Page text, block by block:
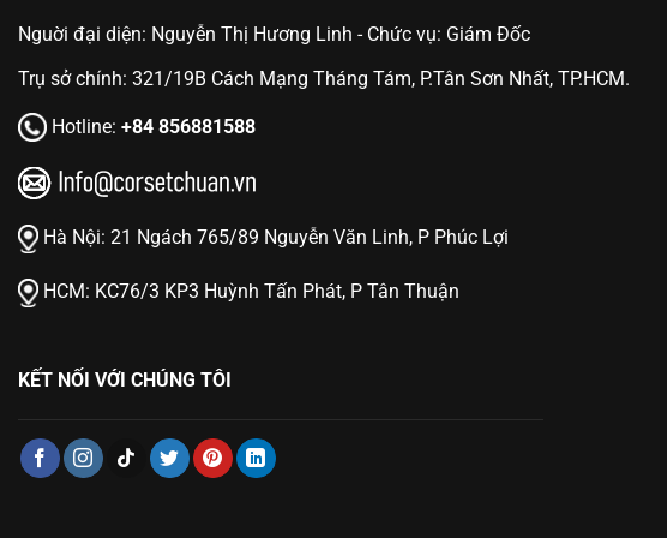
Nguời đại diện: Nguyễn Thị Hương Linh - Chức vụ: Giám Đốc
Trụ sở chính: 321/19B Cách Mạng Tháng Tám, P.Tân Sơn Nhất, TP.HCM.
Hotline: +84 856881588
Hà Nội: 21 Ngách 765/89 Nguyễn Văn Linh, P Phúc Lợi
HCM: KC76/3 KP3 Huỳnh Tấn Phát, P Tân Thuận
KẾT NỐI VỚI CHÚNG TÔI